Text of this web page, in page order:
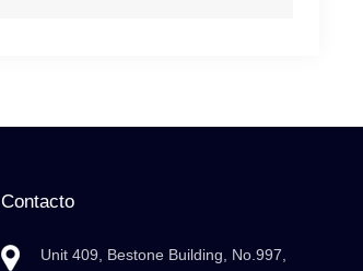
Contacto
Unit 409, Bestone Building, No.997,